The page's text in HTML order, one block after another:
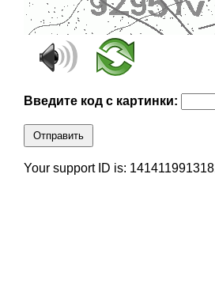
Введите код с картинки:
Отправить
Your support ID is: